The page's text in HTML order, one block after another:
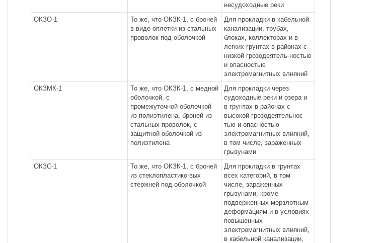
несудоходные реки
ОКЗО-1
То же, что ОКЗК-1, с броней
в виде оплетки из стальных
проволок под оболочкой
Для прокладки в кабельной
канализации, трубах,
блоках, коллекторах и в
легких грунтах в районах с
низкой грозодеятель-ностью
и опасностью
электромагнитных влияний
ОКЗМК-1
То же, что ОКЗК-1, с медной
оболочкой, с
промежуточной оболочкой
из полиэтилена, броней из
стальных проволок, с
защитной оболочкой из
полиэтилена
Для прокладки через
судоходные реки и озера и
в грунтах в районах с
высокой грозодеятельнос-
тью и опасностью
электромагнитных влияний,
в том числе, зараженных
грызунами
ОКЗС-1
То же, что ОКЗК-1, с броней
из стеклопластико-вых
стержней под оболочкой
Для прокладки в грунтах
всех категорий, в том
числе, зараженных
грызунами, кроме
подверженных мерзлотным
деформациям и в условиях
повышенных
электромагнитных влияний,
в кабельной канализации,